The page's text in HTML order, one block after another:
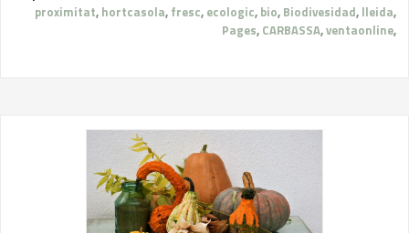
proximitat, hortcasola, fresc, ecologic, bio, Biodivesidad, lleida,
Pages, CARBASSA,ventaonline,